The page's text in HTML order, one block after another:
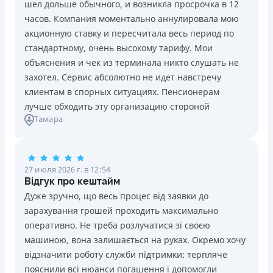
Погашение
В кассах и терминалах отделений
Оплата на расчетный счёт
Онлайн (через сайт или интернет-банкинг)
Через терминалы самообслуживания
Лицензия НБУ
Лицензия НБУ №10
Вся информация о кредите
ПОЛУЧИТЬ ЗАЙМ
Возраст
18 - 70 лет
Преимущества
Сниженная процентная ставка 0,01% в день для
новых клиентов на период от 3 до 30 дней (после
этого стандартная ставка 1%)
Запрашиваются только данные паспорта, ИНН, номер
банковской карты и телефона
проблемной кредитной историей.
Переводятся деньги на банковскую карту сразу после
подписания электронного договора о предоставлении
кредита
Дарятся скидки до -99% постоянным клиентам на
будущие кредиты согласно программе лояльности
Программа лояльности для постоянных клиентов
Круглосуточная поддержка в Viber, Telegram,
шел дольше обычного, и возникла просрочка в 12
часов. Компания моментально аннулировала мою
акционную ставку и пересчитала весь период по
стандартному, очень высокому тарифу. Мои
объяснения и чек из терминала никто слушать не
захотел. Сервис абсолютно не идет навстречу
клиентам в спорных ситуациях. Пенсионерам
лучше обходить эту организацию стороной
Тамара
27 июля 2026 г. в 12:54
Відгук про кештайм
Дуже зручно, що весь процес від заявки до
зарахування грошей проходить максимально
оперативно. Не треба розлучатися зі своєю
машиною, вона залишається на руках. Окремо хочу
відзначити роботу служби підтримки: терпляче
пояснили всі нюанси погашення і допомогли